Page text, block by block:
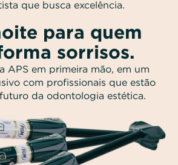
que busca excelência.
para quem
sorrisos.
APS em primeira mão, em um
com profissionais que estão
da odontologia estética.